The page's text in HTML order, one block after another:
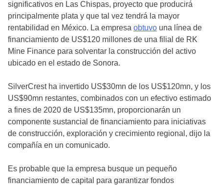
significativos en Las Chispas, proyecto que producirá
principalmente plata y que tal vez tendrá la mayor
rentabilidad en México. La empresa obtuvo una línea de
financiamiento de US$120 millones de una filial de RK
Mine Finance para solventar la construcción del activo
ubicado en el estado de Sonora.
SilverCrest ha invertido US$30mn de los US$120mn, y los
US$90mn restantes, combinados con un efectivo estimado
a fines de 2020 de US$135mn, proporcionarán un
componente sustancial de financiamiento para iniciativas
de construcción, exploración y crecimiento regional, dijo la
compañía en un comunicado.
Es probable que la empresa busque un pequeño
financiamiento de capital para garantizar fondos